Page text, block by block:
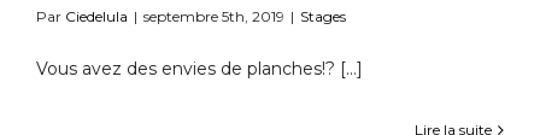
Par Ciedelula | septembre 5th, 2019 | Stages
Vous avez des envies de planches!? […]
Lire la suite